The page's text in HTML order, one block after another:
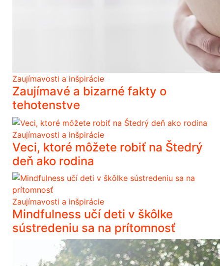
Zaujímavosti a inšpirácie
Zaujímavé a bizarné fakty o
tehotenstve
Zaujímavosti a inšpirácie
Veci, ktoré môžete robiť na Štedrý
deň ako rodina
Zaujímavosti a inšpirácie
Mindfulness učí deti v škôlke
sústredeniu sa na prítomnosť